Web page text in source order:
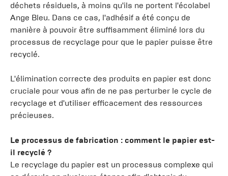
déchets résiduels, à moins qu'ils ne portent l'écolabel
Ange Bleu. Dans ce cas, l'adhésif a été conçu de
manière à pouvoir être suffisamment éliminé lors du
processus de recyclage pour que le papier puisse être
recyclé.
L'élimination correcte des produits en papier est donc
cruciale pour vous afin de ne pas perturber le cycle de
recyclage et d'utiliser efficacement des ressources
précieuses.
Le processus de fabrication : comment le papier est-
il recyclé ?
Le recyclage du papier est un processus complexe qui